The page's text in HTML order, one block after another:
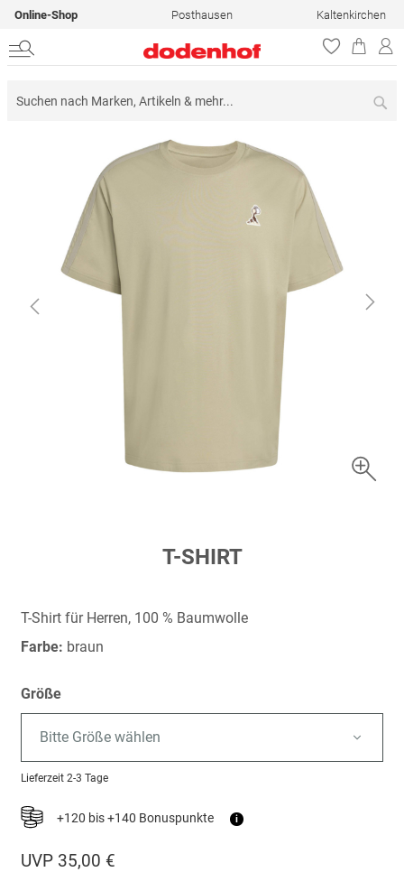
Online-Shop Posthausen Kaltenkirchen
springen
T-SHIRT
T-Shirt für Herren, 100 % Baumwolle
Farbe: braun
Größe
Bitte Größe wählen
Lieferzeit 2-3 Tage
+120 bis +140 Bonuspunkte i
UVP 35,00 €